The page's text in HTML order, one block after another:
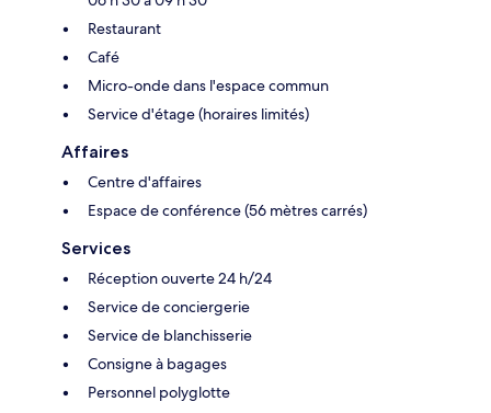
Restaurant
Café
Micro-onde dans l'espace commun
Service d'étage (horaires limités)
Affaires
Centre d'affaires
Espace de conférence (56 mètres carrés)
Services
Réception ouverte 24 h/24
Service de conciergerie
Service de blanchisserie
Consigne à bagages
Personnel polyglotte